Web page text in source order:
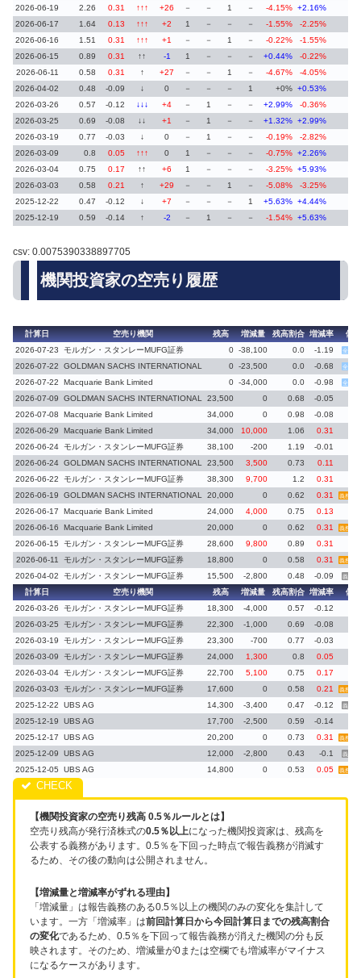
2026-06-19
2.26 0.31 ↑↑↑ +26 － － 1 － -4.15% +2.16%
2026-06-17
1.64 0.13 ↑↑↑ +2 1 － － － -1.55%
-2.25%
2026-06-16
1.51 0.31 ↑↑↑ +1 － － 1 － -0.22%
-1.55%
2026-06-15
0.89 0.31 ↑↑ -1 1 － － － +0.44%
-0.22%
2026-06-11
0.58 0.31 ↑ +27 － － 1 － -4.67%
-4.05%
2026-04-02
0.48 -0.09 ↓ 0 － － － 1 +0% +0.53%
2026-03-26
0.57 -0.12 ↓↓↓ +4 － 1 － － +2.99%
-0.36%
2026-03-25
0.69 -0.08 ↓↓ +1 － 1 － － +1.32% +2.99%
2026-03-19
0.77 -0.03 ↓ 0 － 1 － － -0.19%
-2.82%
2026-03-09
0.8 0.05 ↑↑↑ 0 1 － － － -0.75% +2.26%
2026-03-04
0.75 0.17 ↑↑ +6 1 － － － -3.25% +5.93%
2026-03-03
0.58 0.21 ↑ +29 － － 1 － -5.08%
-3.25%
2025-12-22
0.47 -0.12 ↓ +7 － － － 1 +5.63% +4.44%
2025-12-19
0.59 -0.14 ↑ -2 － 1 － － -1.54% +5.63%
csv: 0.0075390338897705
機関投資家の空売り履歴
計算日 空売り機関 残高 増減量 残高割合 増減率
備考
2026-07-23
モルガン・スタンレーMUFG証券 0 -38,100 0.0 -1.19 全株返
2026-07-22 GOLDMAN SACHS INTERNATIONAL 0 -23,500 0.0 -0.68 全株返
2026-07-22 Macquarie Bank Limited 0 -34,000 0.0 -0.98 全株返
2026-07-09 GOLDMAN SACHS INTERNATIONAL 23,500 0 0.68
-0.05
2026-07-08
Macquarie Bank Limited 34,000 0 0.98
-0.08
2026-06-29
Macquarie Bank Limited 34,000 10,000 1.06
0.31
2026-06-24 モルガン・スタンレーMUFG証券 38,100 -200 1.19
-0.01
2026-06-24 GOLDMAN SACHS INTERNATIONAL 23,500 3,500 0.73
0.11
2026-06-22
モルガン・スタンレーMUFG証券 38,300 9,700 1.2
0.31
2026-06-19
GOLDMAN SACHS INTERNATIONAL 20,000 0 0.62 0.31 義務再
2026-06-17 Macquarie Bank Limited 24,000 4,000 0.75
0.13
2026-06-16
Macquarie Bank Limited 20,000 0 0.62 0.31 義務再
2026-06-15 モルガン・スタンレーMUFG証券 28,600 9,800 0.89
0.31
2026-06-11
モルガン・スタンレーMUFG証券 18,800 0 0.58 0.31 義務再
2026-04-02 モルガン・スタンレーMUFG証券 15,500 -2,800 0.48 -0.09 義務消
計算日 空売り機関 残高 増減量 残高割合 増減率
備考
2026-03-26
モルガン・スタンレーMUFG証券 18,300 -4,000 0.57
-0.12
2026-03-25
モルガン・スタンレーMUFG証券 22,300 -1,000 0.69
-0.08
2026-03-19
モルガン・スタンレーMUFG証券 23,300 -700 0.77
-0.03
2026-03-09
モルガン・スタンレーMUFG証券 24,000 1,300 0.8
0.05
2026-03-04 モルガン・スタンレーMUFG証券 22,700 5,100 0.75
0.17
2026-03-03
モルガン・スタンレーMUFG証券 17,600 0 0.58 0.21 義務再
2025-12-22 UBS AG 14,300 -3,400 0.47 -0.12 義務消
2025-12-19 UBS AG 17,700 -2,500 0.59
-0.14
2025-12-17
UBS AG 20,200 0 0.73 0.31 義務再
2025-12-09 UBS AG 12,000 -2,800 0.43 -0.1 義務消
2025-12-05 UBS AG 14,800 0 0.53 0.05 義務再
【機関投資家の空売り残高 0.5％ルールとは】
空売り残高が発行済株式の0.5％以上になった機関投資家は、残高を
公表する義務があります。0.5％を下回った時点で報告義務が消滅す
るため、その後の動向は公開されません。
【増減量と増減率がずれる理由】
「増減量」は報告義務のある0.5％以上の機関のみの変化を集計して
います。一方「増減率」は前回計算日から今回計算日までの残高割合
の変化であるため、0.5％を下回って報告義務が消えた機関の分も反
映されます。そのため、増減量が0または空欄でも増減率がマイナス
になるケースがあります。